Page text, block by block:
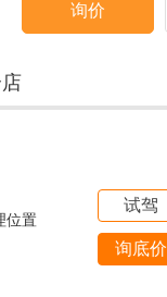
询价
试驾
询底价